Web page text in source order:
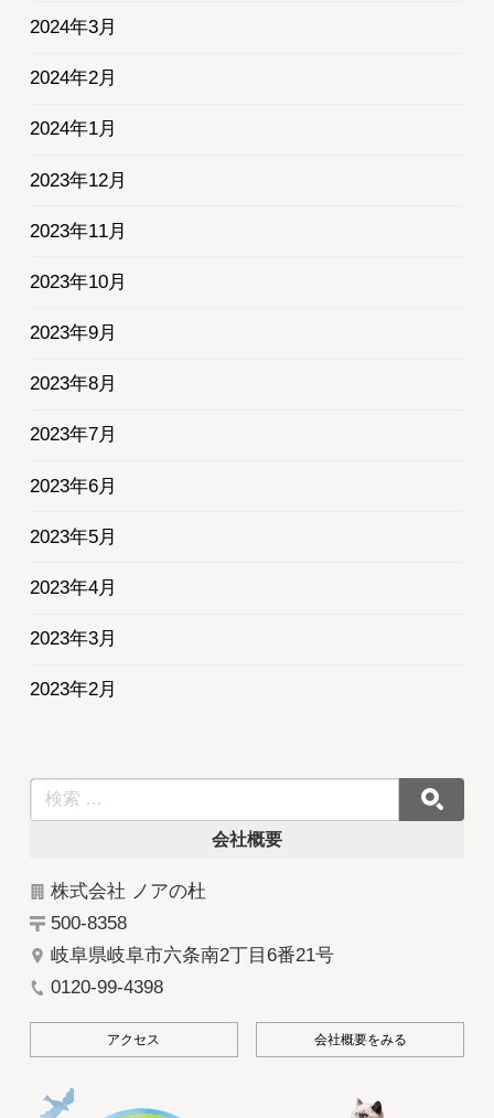
2024年3月
2024年2月
2024年1月
2023年12月
2023年11月
2023年10月
2023年9月
2023年8月
2023年7月
2023年6月
2023年5月
2023年4月
2023年3月
2023年2月
会社概要
株式会社 ノアの杜
500-8358
岐阜県岐阜市六条南2丁目6番21号
0120-99-4398
アクセス 会社概要をみる